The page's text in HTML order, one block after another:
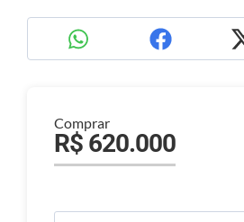
Comprar
R$ 620.000